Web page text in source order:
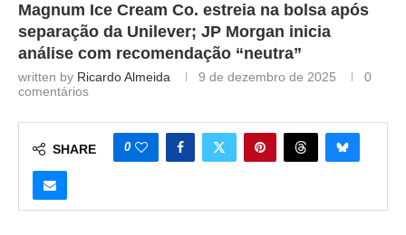
Magnum Ice Cream Co. estreia na bolsa após
separação da Unilever; JP Morgan inicia
análise com recomendação “neutra”
written by Ricardo Almeida 9 de dezembro de 2025
0
comentários
SHARE 0